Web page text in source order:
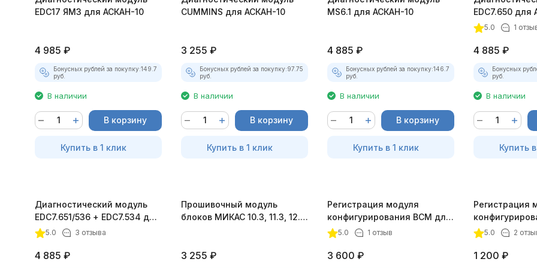
EDC17 ЯМЗ для АСКАН-10
4 985 ₽
Бонусных рублей за покупку:149.7
руб.
В наличии
В корзину
Купить в 1 клик
CUMMINS для АСКАН-10
3 255 ₽
Бонусных рублей за покупку:97.75
руб.
В наличии
В корзину
Купить в 1 клик
MS6.1 для АСКАН-10
4 885 ₽
Бонусных рублей за покупку:146.7
руб.
В наличии
В корзину
Купить в 1 клик
EDC7.650 для
5.0 1
4 885 ₽
Бонусных
руб.
В наличии
Купить
Диагностический модуль
EDC7.651/536 + EDC7.534 для
АСКАН-10
5.0 3 отзыва
4 885 ₽
Прошивочный модуль
блоков МИКАС 10.3, 11.3, 12.3
3 255 ₽
Регистрация модуля
конфигурирования BCM для
АСКАН-10
5.0 1 отзыв
3 600 ₽
Регистрация
приборов для
5.0 2
1 200 ₽